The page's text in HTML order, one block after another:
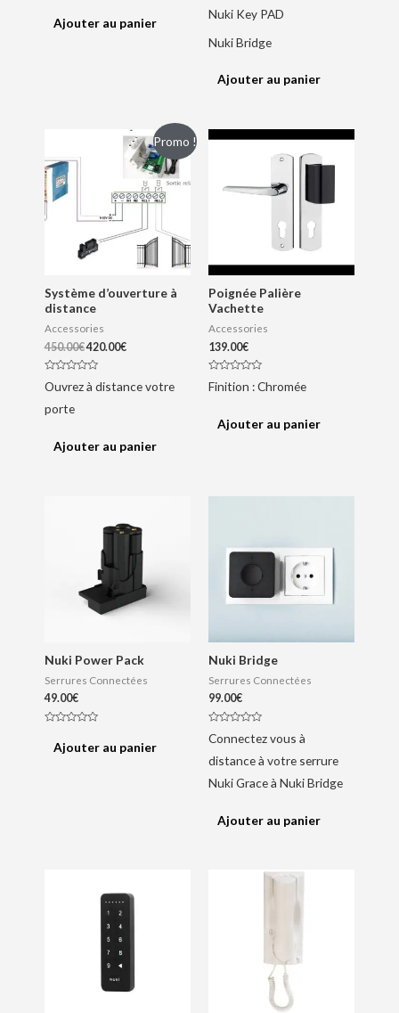
sAjouter au panier
e
0
u
r
Nuki Key PAD
Nuki Bridge
Ajouter au panier
Promo !
Système d’ouverture à
distance
Accessories
450.00€420.00€
N
o
e
Ouvrez à distance votre
porte
Ajouter au panier
Poignée Palière
Vachette
Accessories
139.00€
N
o
s
Finition : Chromée
Ajouter au panier
Nuki Power Pack
Serrures Connectées
49.00€
Ajouter au panier
Nuki Bridge
Serrures Connectées
99.00€
o
e
s
u
Connectez vous à
distance à votre serrure
Nuki Grace à Nuki Bridge
Ajouter au panier